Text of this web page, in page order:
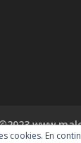
cookies. En